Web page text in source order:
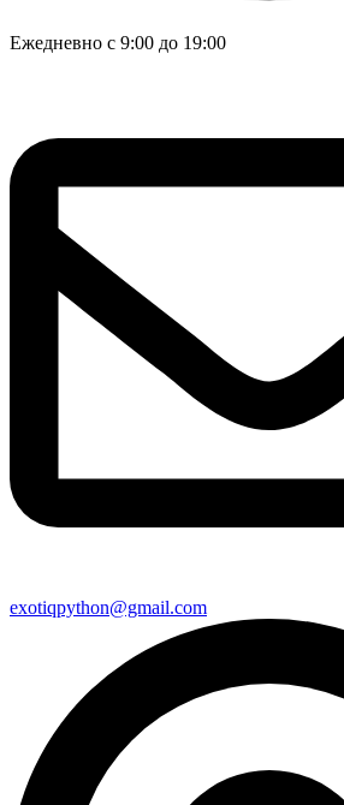
Ежедневно с 9:00 до 19:00
exotiqpython@gmail.com